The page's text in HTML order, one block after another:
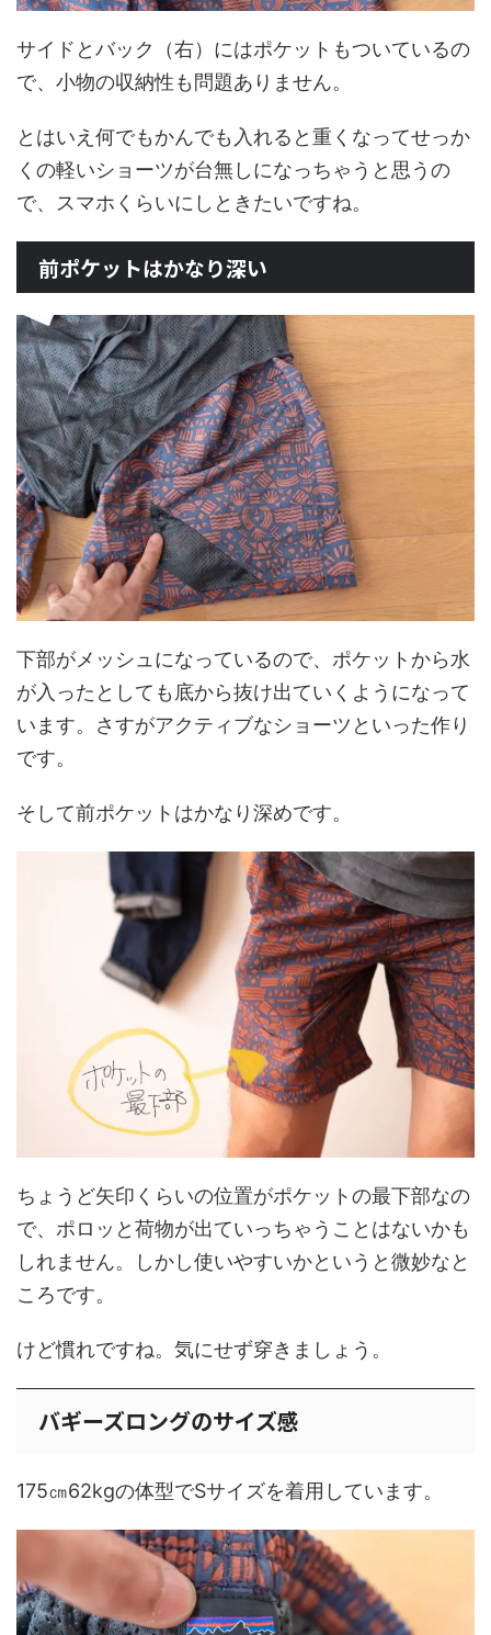
サイドとバック（右）にはポケットもついているの
で、小物の収納性も問題ありません。
とはいえ何でもかんでも入れると重くなってせっか
くの軽いショーツが台無しになっちゃうと思うの
で、スマホくらいにしときたいですね。
前ポケットはかなり深い
下部がメッシュになっているので、ポケットから水
が入ったとしても底から抜け出ていくようになって
います。さすがアクティブなショーツといった作り
です。
そして前ポケットはかなり深めです。
ちょうど矢印くらいの位置がポケットの最下部なの
で、ポロッと荷物が出ていっちゃうことはないかも
しれません。しかし使いやすいかというと微妙なと
ころです。
けど慣れですね。気にせず穿きましょう。
バギーズロングのサイズ感
175㎝62kgの体型でSサイズを着用しています。